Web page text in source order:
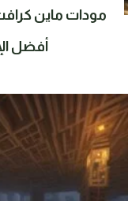
مودات ماين
أفضل